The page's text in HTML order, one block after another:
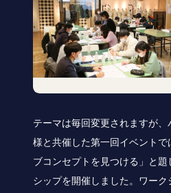
テーマは毎回変更されますが
様と共催した第一回イベントで
ブコンセプトを見つける」と
シップを開催しました。ワーク